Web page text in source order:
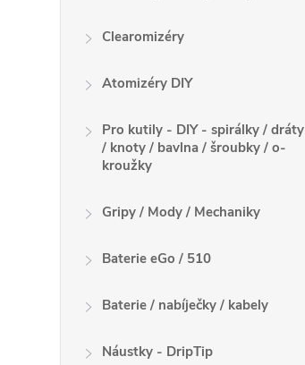
Clearomizéry
Atomizéry DIY
Pro kutily - DIY - spirálky / dráty
/ knoty / bavlna / šroubky / o-
kroužky
Gripy / Mody / Mechaniky
Baterie eGo / 510
Baterie / nabíječky / kabely
Náustky - DripTip